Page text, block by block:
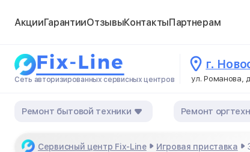
АкцииГарантииОтзывыКонтактыПартнерам
Сеть авторизированных сервисных центров
г.
ул. Романова,
Ремонт бытовой техники Ремонт
Сервисный центр Fix-Line Игровая приставка